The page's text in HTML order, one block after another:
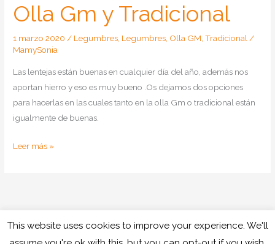
Olla Gm y Tradicional
1 marzo 2020/ Legumbres, Legumbres, Olla GM,Tradicional/
MamySonia
Las lentejas están buenas en cualquier día del año, además nos
aportan hierro y eso es muy bueno .Os dejamos dos opciones
para hacerlas en las cuales tanto en la olla Gm o tradicional están
igualmente de buenas.
Como
remojo
Leer más »
Copyright © 2026 Cocinando con Mamy
This website uses cookies to improve your experience. We'll